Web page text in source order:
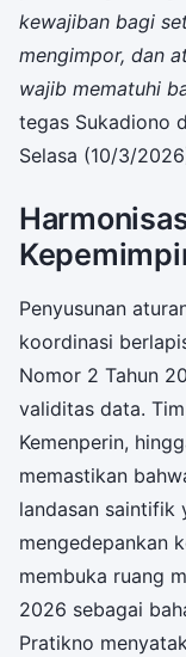
kewajiban bagi
mengimpor, dan
wajib mematuhi
tegas Sukadiono
Selasa (10/3/
Penyusunan
koordinasi
Nomor 2 Tahun
validitas data.
Kemenperin,
memastikan
landasan saintifik
mengedepankan
membuka ruang
2026 sebagai
Pratikno